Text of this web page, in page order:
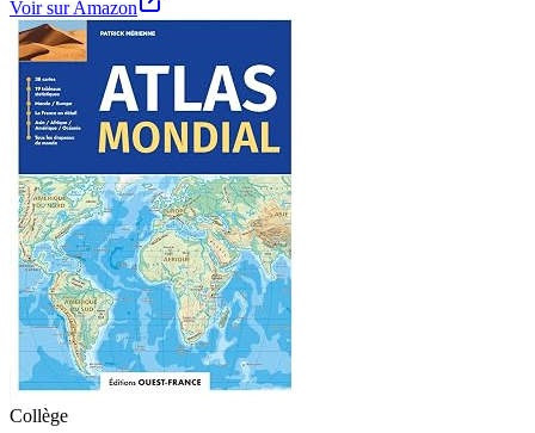
Voir sur Amazon
Collège